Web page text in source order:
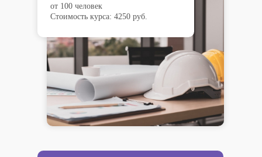
от 100 человек
Стоимость курса: 4250 руб.